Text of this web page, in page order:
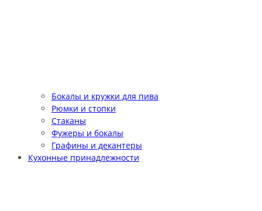
Бокалы и кружки для пива
Рюмки и стопки
Стаканы
Фужеры и бокалы
Графины и декантеры
Кухонные принадлежности